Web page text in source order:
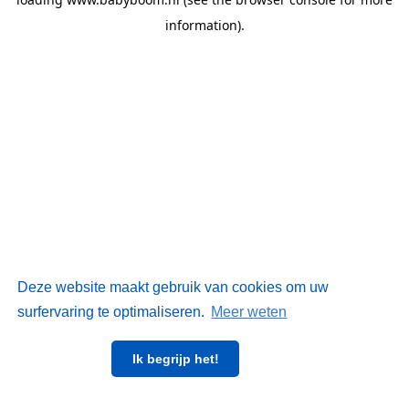
Deze website maakt gebruik van cookies om uw
surfervaring te optimaliseren. Meer weten
Ik begrijp het!
information).